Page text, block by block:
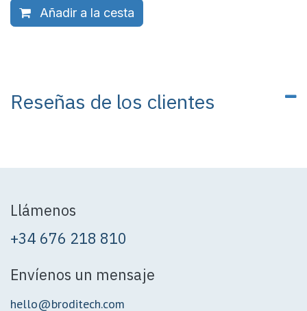
Añadir a la cesta
Reseñas de los clientes
Llámenos
+34 676 218 810
Envíenos un mensaje
hello@broditech.com